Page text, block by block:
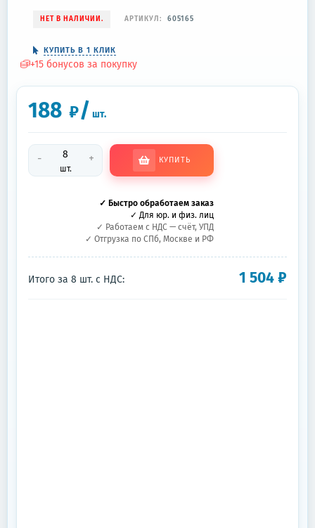
НЕТ В НАЛИЧИИ. АРТИКУЛ: 605165
КУПИТЬ В 1 КЛИК
+15 бонусов за покупку
188 ₽/ шт.
-
шт.
+ КУПИТЬ
✓ Быстро обработаем заказ
✓ Для юр. и физ. лиц
✓ Работаем с НДС — счёт, УПД
✓ Отгрузка по СПб, Москве и РФ
Итого за 8 шт. с НДС: 1 504₽